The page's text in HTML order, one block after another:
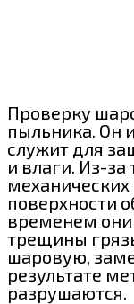
Проверку
пыльника. Он
служит для
и влаги. Из-
поверхности
временем они
трещины
шаровую,
результате
разрушаются.